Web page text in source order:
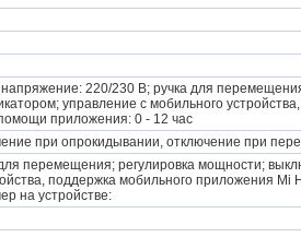
220/230 В; ручка для
управление c мобильного
приложения: 0 - 12 час
при опрокидывании, отключение при
перемещения; регулировка мощности;
поддержка мобильного приложения
на устройстве: